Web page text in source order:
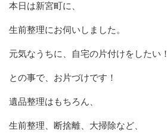
本日は新宮町に、
生前整理にお伺いしました。
元気なうちに、自宅の片付けをしたい！
との事で、お片づけです！
遺品整理はもちろん、
生前整理、断捨離、大掃除など、